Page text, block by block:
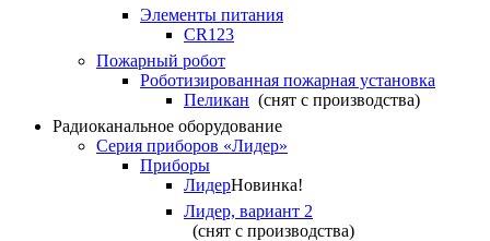
Элементы питания
CR123
Пожарный робот
Роботизированная пожарная установка
Пеликан (снят с производства)
Радиоканальное оборудование
Серия приборов «Лидер»
Приборы
ЛидерНовинка!
Лидер, вариант 2
(снят с производства)